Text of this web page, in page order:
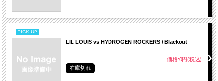
PICK UP
LIL LOUIS vs HYDROGEN ROCKERS / Blackout
価格:0円(税込)
在庫切れ